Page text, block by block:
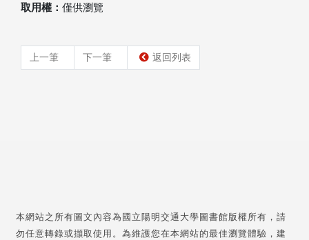
取用權： 僅供瀏覽
上一筆 下一筆 返回列表
本網站之所有圖文內容為國立陽明交通大學圖書館版權所有，請
勿任意轉錄或擷取使用。為維護您在本網站的最佳瀏覽體驗，建